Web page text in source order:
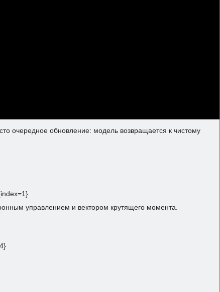
очередное обновление: модель возвращается к чистому
управлением и вектором крутящего момента.